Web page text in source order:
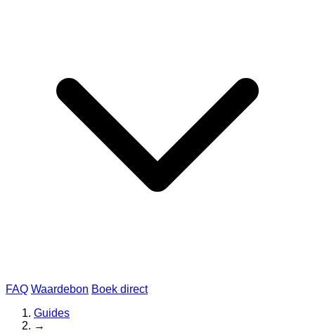
FAQ Waardebon Boek direct
Guides
→